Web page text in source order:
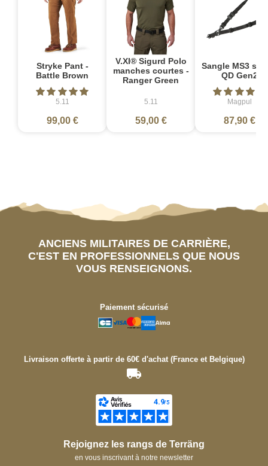
Stryke Pant -
Battle Brown
5.11
99,00 €
V.XI® Sigurd Polo
manches courtes -
Ranger Green
5.11
59,00 €
Sangle MS3
QD Gen2
Magpul
87,90 €
ANCIENS MILITAIRES DE CARRIÈRE,
C'EST EN PROFESSIONNELS QUE NOUS
VOUS RENSEIGNONS.
Paiement sécurisé
Livraison offerte à partir de 60€ d'achat (France et Belgique)
Rejoignez les rangs de Terräng
en vous inscrivant à notre newsletter